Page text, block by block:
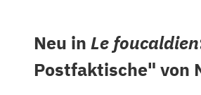
Neu in Le foucaldien
Postfaktische" von